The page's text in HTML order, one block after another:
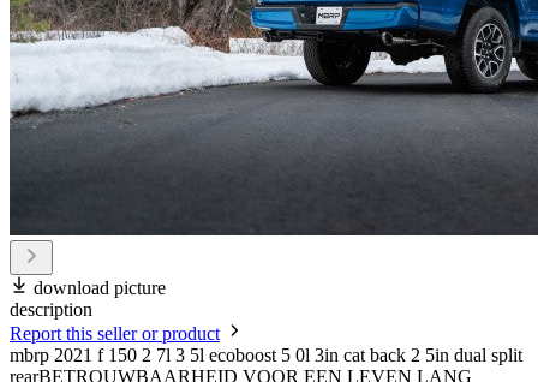
download picture
description
Report this seller or product
mbrp 2021 f 150 2 7l 3 5l ecoboost 5 0l 3in cat back 2 5in dual split
rearBETROUWBAARHEID VOOR EEN LEVEN LANG